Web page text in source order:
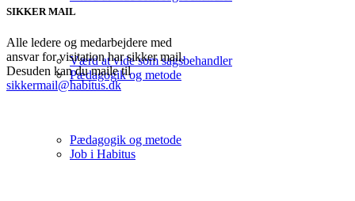
Pædagogik og metode
Job i Habitus
Værd at vide som sagsbehandler
Pædagogik og metode
SIKKER MAIL
Alle ledere og medarbejdere med
ansvar for visitation har sikker mail.
Desuden kan du maile til
sikkermail@habitus.dk